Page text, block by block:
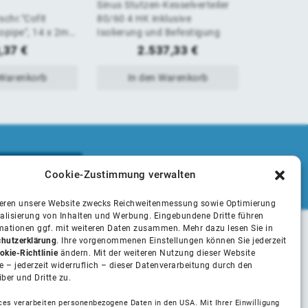
Cookie-Zustimmung verwalten
unsere Website zwecks Reichweitenmessung sowie Optimierung
von Inhalten und Werbung. Eingebundene Dritte führen
ggf. mit weiteren Daten zusammen. Mehr dazu lesen Sie in
. Ihre vorgenommenen Einstellungen können Sie jederzeit
Richtlinieändern. Mit der weiteren Nutzung dieser Website
– jederzeit widerruflich – dieser Datenverarbeitung durch den
und Dritte zu.
verarbeiten personenbezogene Daten in den USA. Mit Ihrer Einwilligung
14 x 2mm
€
von
5
Sinus Stutzen-Kesselverteiler
80/60 4 HK inklusive
Isolierung und Befestigung
2.537,33€
In den Warenkorb
Unsere Partner